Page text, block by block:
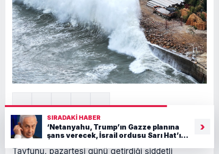
Çin’in doğu kıyılarını etkisi altına alan Dolphin
Tayfunu, pazartesi günü getirdiği şiddetli
SIRADAKI HABER
‘Netanyahu, Trump’ın Gazze planına
şans verecek, İsrail ordusu Sarı Hat’ın
›